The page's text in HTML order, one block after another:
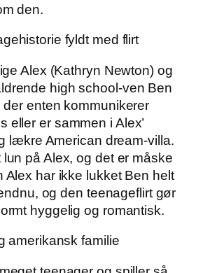
den.
fyldt med flirt
Alex (Kathryn Newton) og
high school-ven Ben
der enten kommunikerer
eller er sammen i Alex’
lækre American dream-villa.
på Alex, og det er måske
Alex har ikke lukket Ben helt
og den teenageflirt gør
hyggelig og romantisk.
amerikansk familie